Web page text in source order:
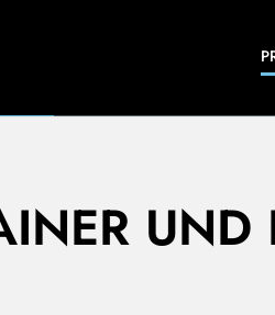
Veröffentlichungen,